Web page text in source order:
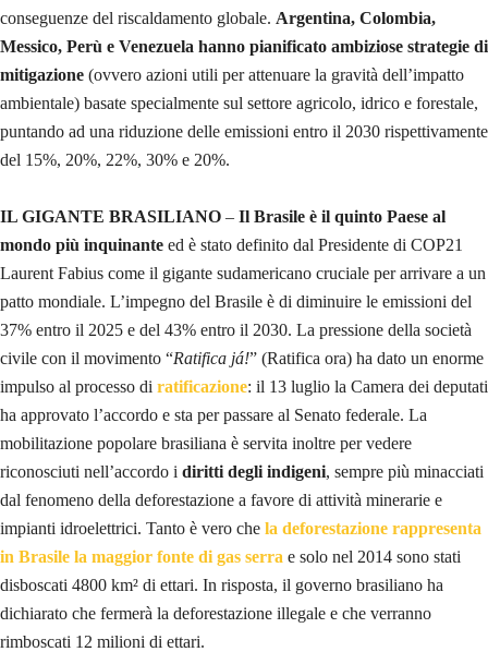
conseguenze del riscaldamento globale. Argentina, Colombia,
Messico, Perù e Venezuela hanno pianificato ambiziose strategie di
mitigazione (ovvero azioni utili per attenuare la gravità dell’impatto
ambientale) basate specialmente sul settore agricolo, idrico e forestale,
puntando ad una riduzione delle emissioni entro il 2030 rispettivamente
del 15%, 20%, 22%, 30% e 20%.
IL GIGANTE BRASILIANO – Il Brasile è il quinto Paese al
mondo più inquinante ed è stato definito dal Presidente di COP21
Laurent Fabius come il gigante sudamericano cruciale per arrivare a un
patto mondiale. L’impegno del Brasile è di diminuire le emissioni del
37% entro il 2025 e del 43% entro il 2030. La pressione della società
civile con il movimento “Ratifica já!” (Ratifica ora) ha dato un enorme
impulso al processo di ratificazione: il 13 luglio la Camera dei deputati
ha approvato l’accordo e sta per passare al Senato federale. La
mobilitazione popolare brasiliana è servita inoltre per vedere
riconosciuti nell’accordo i diritti degli indigeni, sempre più minacciati
dal fenomeno della deforestazione a favore di attività minerarie e
impianti idroelettrici. Tanto è vero che la deforestazione rappresenta
in Brasile la maggior fonte di gas serra e solo nel 2014 sono stati
disboscati 4800 km² di ettari. In risposta, il governo brasiliano ha
dichiarato che fermerà la deforestazione illegale e che verranno
rimboscati 12 milioni di ettari.